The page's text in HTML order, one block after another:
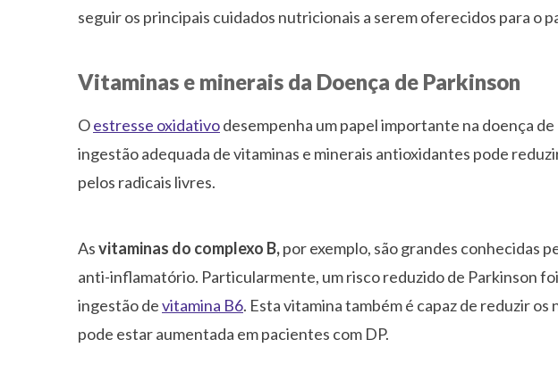
seguir os principais cuidados nutricionais a serem oferecidos para o
Vitaminas e minerais da Doença de Parkinson
Oestresse oxidativodesempenha um papel importante na doença de
ingestão adequada de vitaminas e minerais antioxidantes pode
pelos radicais livres.
Asvitaminas do complexo B,por exemplo, são grandes conhecidas
anti-inflamatório. Particularmente, um risco reduzido de Parkinson
ingestão devitamina B6. Esta vitamina também é capaz de reduzir
pode estar aumentada em pacientes com DP.